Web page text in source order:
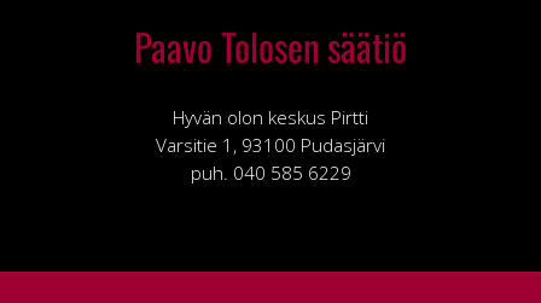
Paavo Tolosen säätiö
Hyvän olon keskus Pirtti
Varsitie 1, 93100 Pudasjärvi
puh. 040 585 6229